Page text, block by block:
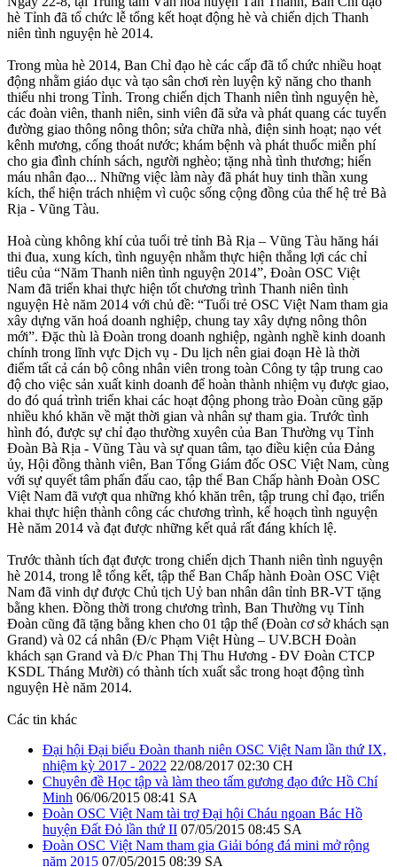
hè Tỉnh đã tổ chức lễ tổng kết hoạt động hè và chiến dịch Thanh
niên tình nguyện hè 2014.
Trong mùa hè 2014, Ban Chỉ đạo hè các cấp đã tổ chức nhiều hoạt
động nhằm giáo dục và tạo sân chơi rèn luyện kỹ năng cho thanh
thiếu nhi trong Tỉnh. Trong chiến dịch Thanh niên tình nguyện hè,
các đoàn viên, thanh niên, sinh viên đã sửa và phát quang các tuyến
đường giao thông nông thôn; sửa chữa nhà, điện sinh hoạt; nạo vét
kênh mương, cống thoát nước; khám bệnh và phát thuốc miễn phí
cho gia đình chính sách, người nghèo; tặng nhà tình thương; hiến
máu nhân đạo... Những việc làm này đã phát huy tinh thần xung
kích, thể hiện trách nhiệm vì cuộc sống cộng đồng của thế hệ trẻ Bà
Rịa - Vũng Tàu.
Hoà cùng không khí của tuổi trẻ tỉnh Bà Rịa – Vũng Tàu hăng hái
thi đua, xung kích, tình nguyện nhằm thực hiện thắng lợi các chỉ
tiêu của “Năm Thanh niên tình nguyện 2014”, Đoàn OSC Việt
Nam đã triển khai thực hiện tốt chương trình Thanh niên tình
nguyện Hè năm 2014 với chủ đề: “Tuổi trẻ OSC Việt Nam tham gia
xây dựng văn hoá doanh nghiệp, chung tay xây dựng nông thôn
mới”. Đặc thù là Đoàn trong doanh nghiệp, ngành nghề kinh doanh
chính trong lĩnh vực Dịch vụ - Du lịch nên giai đoạn Hè là thời
điểm tất cả cán bộ công nhân viên trong toàn Công ty tập trung cao
độ cho việc sản xuất kinh doanh để hoàn thành nhiệm vụ được giao,
do đó quá trình triển khai các hoạt động phong trào Đoàn cũng gặp
nhiều khó khăn về mặt thời gian và nhân sự tham gia. Trước tình
hình đó, được sự chỉ đạo thường xuyên của Ban Thường vụ Tỉnh
Đoàn Bà Rịa - Vũng Tàu và sự quan tâm, tạo điều kiện của Đảng
ủy, Hội đồng thành viên, Ban Tổng Giám đốc OSC Việt Nam, cùng
với sự quyết tâm phấn đấu cao, tập thể Ban Chấp hành Đoàn OSC
Việt Nam đã vượt qua những khó khăn trên, tập trung chỉ đạo, triển
khai thực hiện thành công các chương trình, kế hoạch tình nguyện
Hè năm 2014 và đạt được những kết quả rất đáng khích lệ.
Trước thành tích đạt được trong chiến dịch Thanh niên tình nguyện
hè 2014, trong lễ tổng kết, tập thể Ban Chấp hành Đoàn OSC Việt
Nam đã vinh dự được Chủ tịch Uỷ ban nhân dân tỉnh BR-VT tặng
bằng khen. Đồng thời trong chương trình, Ban Thường vụ Tỉnh
Đoàn cũng đã tặng bằng khen cho 01 tập thể (Đoàn cơ sở khách sạn
Grand) và 02 cá nhân (Đ/c Phạm Việt Hùng – UV.BCH Đoàn
khách sạn Grand và Đ/c Phan Thị Thu Hương - ĐV Đoàn CTCP
KSDL Tháng Mười) có thành tích xuất sắc trong hoạt động tình
nguyện Hè năm 2014.
Các tin khác
Đại hội Đại biểu Đoàn thanh niên OSC Việt Nam lần thứ IX,
nhiệm kỳ 2017 - 2022 22/08/2017 02:30 CH
Chuyên đề Học tập và làm theo tấm gương đạo đức Hồ Chí
Minh 06/06/2015 08:41 SA
Đoàn OSC Việt Nam tài trợ Đại hội Cháu ngoan Bác Hồ
huyện Đất Đỏ lần thứ II 07/05/2015 08:45 SA
Đoàn OSC Việt Nam tham gia Giải bóng đá mini mở rộng
năm 2015 07/05/2015 08:39 SA